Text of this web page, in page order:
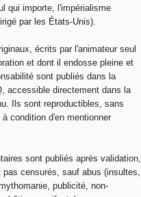
qui importe, l'impérialisme
par les États-Unis).
écrits par l'animateur seul
et dont il endosse pleine et
sont publiés dans la
accessible directement dans la
Ils sont reproductibles, sans
condition d'en mentionner
sont publiés après validation,
pas censurés, sauf abus (insultes,
publicité, non-